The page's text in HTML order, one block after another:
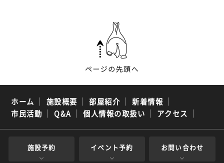
ホーム 施設概要 部屋紹介 新着情報
市民活動
Q&A 個人情報の取扱い アクセス
施設予約 イベント予約 お問い合わせ